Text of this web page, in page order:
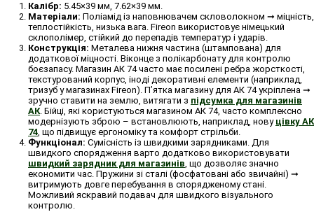
Калібр: 5.45×39 мм, 7.62×39 мм.
Матеріали: Поліамід із наповнювачем скловолокном ➞ міцність,
теплостійкість, низька вага. Fireon використовує німецький
склополімер, стійкий до перепадів температур і ударів.
Конструкція: Металева нижня частина (штампована) для
додаткової міцності. Віконце з полікарбонату для контролю
боєзапасу. Магазин АК 74 часто має посилені ребра жорсткості,
текстурований корпус, іноді декоративні елементи (наприклад,
тризуб у магазинах Fireon). П’ятка магазину для АК 74 укріплена ➞
зручно ставити на землю, витягати з підсумка для магазинів
АК. Бійці, які користуються магазином АК 74, часто комплексно
модернізують зброю – встановлюють, наприклад, нову цівку АК
74, що підвищує ергономіку та комфорт стрільби.
Функціонал: Сумісність із швидкими зарядниками. Для
швидкого спорядження варто додатково використовувати
швидкий зарядник для магазинів, що дозволяє значно
економити час. Пружини зі сталі (фосфатовані або звичайні) ➞
витримують довге перебування в спорядженому стані.
Можливий яскравий подавач для швидкого візуального
контролю.